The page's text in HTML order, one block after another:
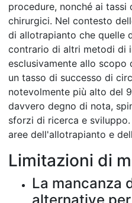
procedure, nonché ai
chirurgici. Nel contesto
di allotrapianto che quelle
contrario di altri metodi di
esclusivamente allo
un tasso di successo di
notevolmente più alto del
davvero degno di nota,
sforzi di ricerca e
aree dell'allotrapianto e
Limitazioni di
La mancanza